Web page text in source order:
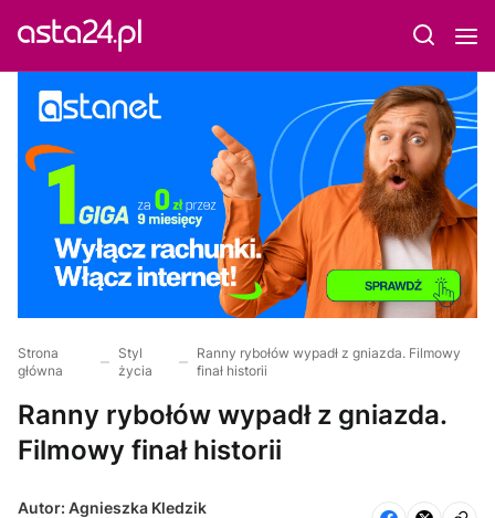
Strona
główna
Styl
życia
Ranny rybołów wypadł z gniazda. Filmowy
finał historii
Ranny rybołów wypadł z gniazda.
Filmowy finał historii
Autor: Agnieszka Kledzik